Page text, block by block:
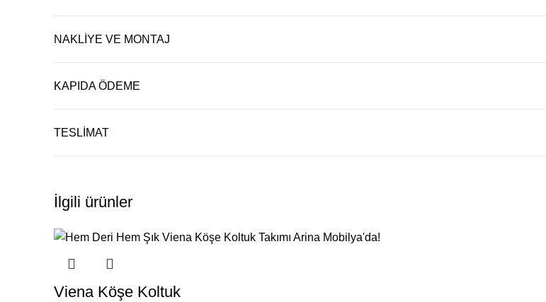
NAKLIYE VE MONTAJ
KAPIDA ÖDEME
TESLIMAT
İlgili ürünler
Viena Köşe Koltuk